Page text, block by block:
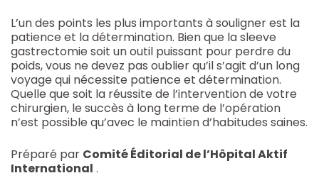
L’un des points les plus importants à souligner est la
patience et la détermination. Bien que la sleeve
gastrectomie soit un outil puissant pour perdre du
poids, vous ne devez pas oublier qu’il s’agit d’un long
voyage qui nécessite patience et détermination.
Quelle que soit la réussite de l’intervention de votre
chirurgien, le succès à long terme de l’opération
n’est possible qu’avec le maintien d’habitudes saines.
Préparé par Comité Éditorial de l’Hôpital Aktif
International .